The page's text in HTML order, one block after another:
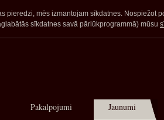
pieredzi, mēs izmantojam sīkdatnes. Nospiežot
sīkdatnes savā pārlūkprogrammā) mūsu
Pakalpojumi Jaunumi